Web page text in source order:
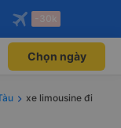
Mở app
Mở app
-30k
Chọn ngày
xe limousine đi